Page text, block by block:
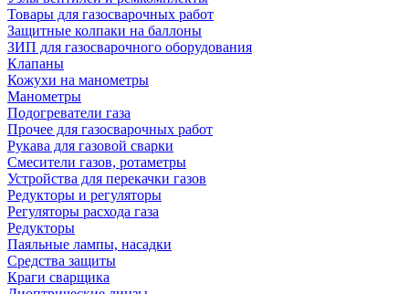
Товары для газосварочных работ
Защитные колпаки на баллоны
ЗИП для газосварочного оборудования
Клапаны
Кожухи на манометры
Манометры
Подогреватели газа
Прочее для газосварочных работ
Рукава для газовой сварки
Смесители газов, ротаметры
Устройства для перекачки газов
Редукторы и регуляторы
Регуляторы расхода газа
Редукторы
Паяльные лампы, насадки
Средства защиты
Краги сварщика